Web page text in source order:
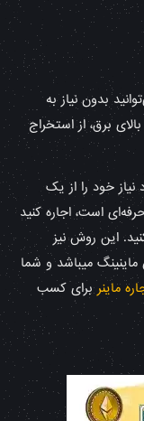
بدون نیاز به
برق، از استخراج
خود را از یک
است، اجاره کنید
این روش نیز
میباشد و شما
ماینربرای کسب